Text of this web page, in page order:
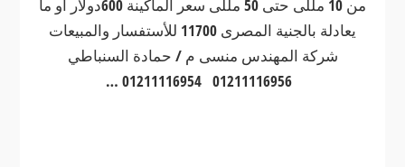
من 10 مللى حتى 50 مللى سعر الماكينة 600دولار او ما
يعادلة بالجنية المصرى 11700 للأستفسار والمبيعات
شركة المهندس منسى م / حمادة السنباطي